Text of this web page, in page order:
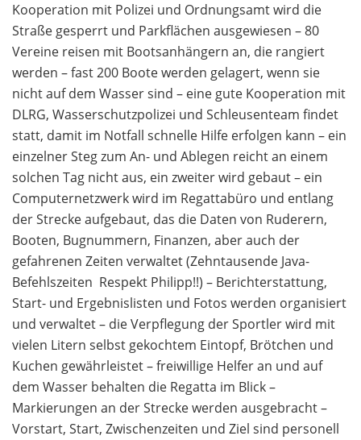
Kooperation mit Polizei und Ordnungsamt wird die
Straße gesperrt und Parkflächen ausgewiesen – 80
Vereine reisen mit Bootsanhängern an, die rangiert
werden – fast 200 Boote werden gelagert, wenn sie
nicht auf dem Wasser sind – eine gute Kooperation mit
DLRG, Wasserschutzpolizei und Schleusenteam findet
statt, damit im Notfall schnelle Hilfe erfolgen kann – ein
einzelner Steg zum An- und Ablegen reicht an einem
solchen Tag nicht aus, ein zweiter wird gebaut – ein
Computernetzwerk wird im Regattabüro und entlang
der Strecke aufgebaut, das die Daten von Ruderern,
Booten, Bugnummern, Finanzen, aber auch der
gefahrenen Zeiten verwaltet (Zehntausende Java-
Befehlszeiten  Respekt Philipp!!) – Berichterstattung,
Start- und Ergebnislisten und Fotos werden organisiert
und verwaltet – die Verpflegung der Sportler wird mit
vielen Litern selbst gekochtem Eintopf, Brötchen und
Kuchen gewährleistet – freiwillige Helfer an und auf
dem Wasser behalten die Regatta im Blick –
Markierungen an der Strecke werden ausgebracht –
Vorstart, Start, Zwischenzeiten und Ziel sind personell